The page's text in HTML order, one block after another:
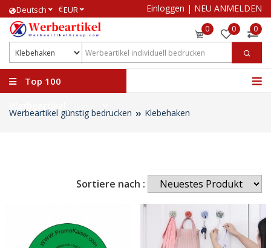
Deutsch €EUR Einloggen | NEU ANMELDEN
0 0 0
Top 100
Werbeartikel günstig bedrucken Klebehaken
Sortiere nach :